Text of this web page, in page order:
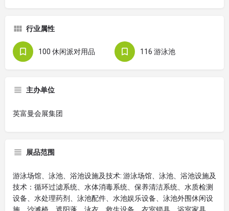
行业属性
100 休闲派对用品 116 游泳池
主办单位
英富曼会展集团
展品范围
游泳场馆、泳池、浴池设施及技术: 游泳场馆、泳池、浴池设施及
技术：循环过滤系统、水体消毒系统、保养清洁系统、水质检测
设备、水处理药剂、泳池配件、水池娱乐设备、泳池外围休闲设